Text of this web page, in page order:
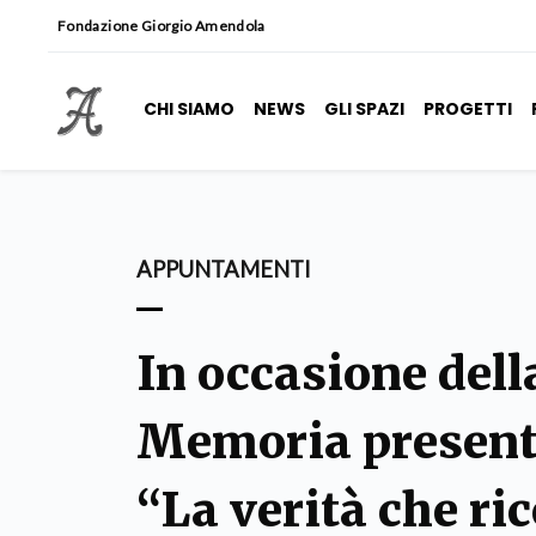
Fondazione Giorgio Amendola
CHI SIAMO NEWS GLI SPAZI PROGETTI
APPUNTAMENTI
In occasione
Memoria
“La verità che